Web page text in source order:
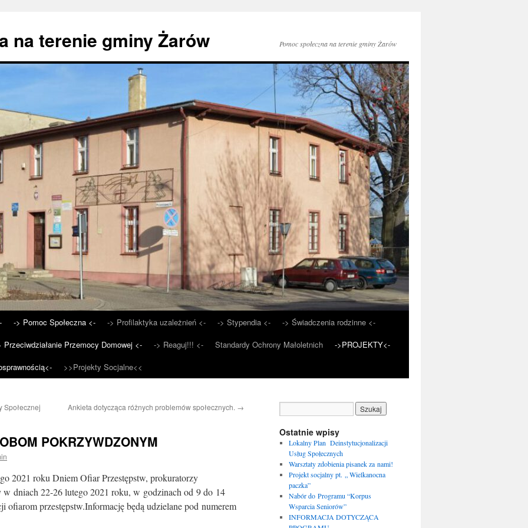
na terenie gminy Żarów Pomoc społeczna na terenie gminy Żarów
-> Pomoc Społeczna <- -> Profilaktyka uzależnień <- -> Stypendia <-
-> Świadczenia rodzinne <-
Przeciwdziałanie Przemocy Domowej <- -> Reaguj!!! <- Standardy Ochrony Małoletnich
->PROJEKTY<-
>>Projekty Socjalne<<
Społecznej
Ankieta dotycząca różnych problemów społecznych. →
POKRZYWDZONYM
2021 roku Dniem Ofiar Przestępstw, prokuratorzy
dniach 22-26 lutego 2021 roku, w godzinach od 9 do 14
ofiarom przestępstw.Informację będą udzielane pod numerem
Ostatnie wpisy
Lokalny Plan Deinstytucjonalizacji
Usług Społecznych
Warsztaty zdobienia pisanek za nami!
Projekt socjalny pt. „ Wielkanocna
paczka”
Nabór do Programu “Korpus
Wsparcia Seniorów”
INFORMACJA DOTYCZĄCA